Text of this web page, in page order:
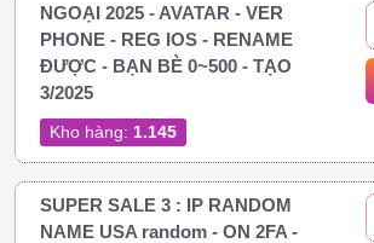
NGOẠI 2025 - AVATAR - VER
PHONE - REG IOS - RENAME
ĐƯỢC - BẠN BÈ 0~500 - TẠO
3/2025
Kho hàng: 1.145
SUPER SALE 3 : IP RANDOM
NAME USA random - ON 2FA -